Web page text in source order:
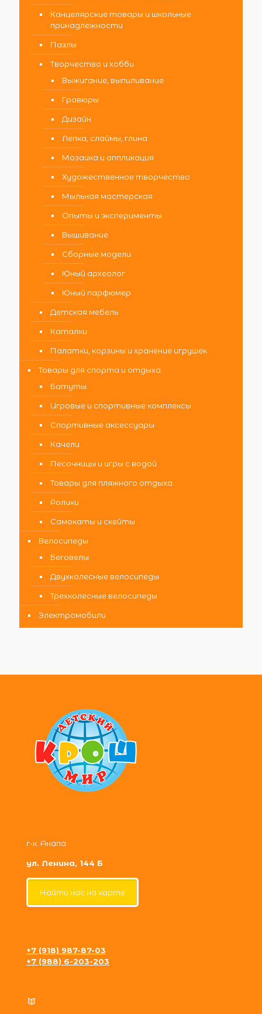
Канцелярские товары и школьные
принадлежности
Пазлы
Творчество и хобби
Выжигание, выпиливание
Гравюры
Дизайн
Лепка, слаймы, глина
Мозаика и аппликация
Художественное творчество
Мыльная мастерская
Опыты и эксперименты
Вышивание
Сборные модели
Юный археолог
Юный парфюмер
Детская мебель
Каталки
Палатки, корзины и хранение игрушек
Товары для спорта и отдыха
Батуты
Игровые и спортивные комплексы
Спортивные аксессуары
Качели
Песочницы и игры с водой
Товары для пляжного отдыха
Ролики
Самокаты и скейты
Велосипеды
Беговелы
Двухколесные велосипеды
Трехколесные велосипеды
Электромобили
г-к. Анапа
ул. Ленина, 144 Б
Найти нас на карте
+7 (918) 987-87-03
+7 (988) 6-203-203